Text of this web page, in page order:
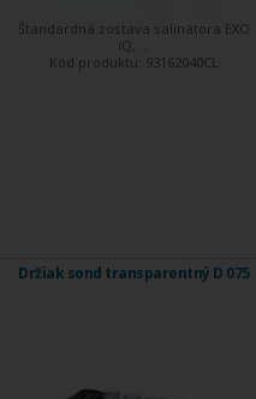
Štandardná zostava salinátora EXO
iQ, ...
Kód produktu: 93162040CL
Držiak sond transparentný D 075